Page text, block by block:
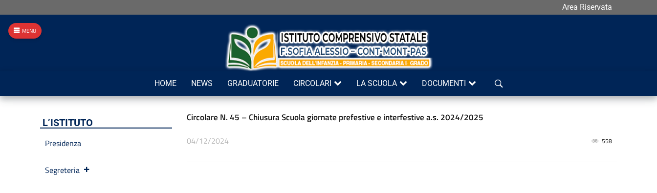
Area Riservata
Cerca
HOME NEWS GRADUATORIE CIRCOLARI LA SCUOLA DOCUMENTI
Circolare N. 45 – Chiusura Scuola giornate prefestive e interfestive a.s. 2024/2025
04/12/2024 558
L’ISTITUTO
Presidenza
Segreteria
MENU